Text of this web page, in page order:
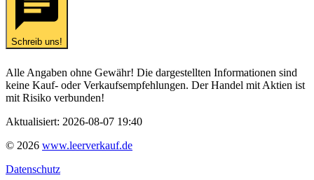
Schreib uns!
Alle Angaben ohne Gewähr! Die dargestellten Informationen sind
keine Kauf- oder Verkaufsempfehlungen. Der Handel mit Aktien ist
mit Risiko verbunden!
Aktualisiert: 2026-08-07 19:40
© 2026 www.leerverkauf.de
Datenschutz